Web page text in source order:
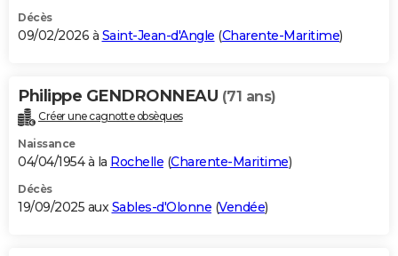
Décès
09/02/2026 à Saint-Jean-d'Angle (Charente-Maritime)
Philippe GENDRONNEAU (71 ans)
Créer une cagnotte obsèques
Naissance
04/04/1954 à la Rochelle (Charente-Maritime)
Décès
19/09/2025 aux Sables-d'Olonne (Vendée)